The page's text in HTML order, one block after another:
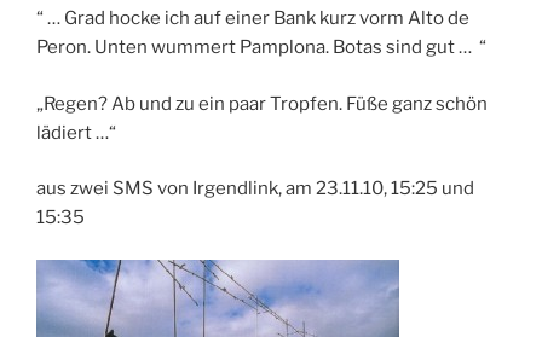
“ … Grad hocke ich auf einer Bank kurz vorm Alto de
Peron. Unten wummert Pamplona. Botas sind gut … “
„Regen? Ab und zu ein paar Tropfen. Füße ganz schön
lädiert …“
aus zwei SMS von Irgendlink, am 23.11.10, 15:25 und
15:35